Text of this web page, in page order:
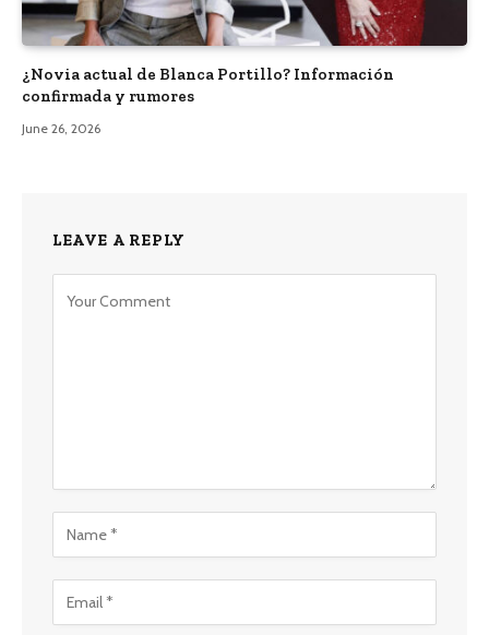
¿Novia actual de Blanca Portillo? Información
confirmada y rumores
June 26, 2026
LEAVE A REPLY